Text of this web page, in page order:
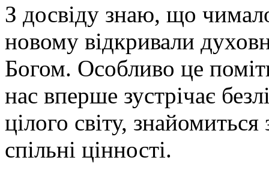
З досвіду знаю, що
новому відкривали
Богом. Особливо це
нас вперше зустрічає
цілого світу,
спільні цінності.